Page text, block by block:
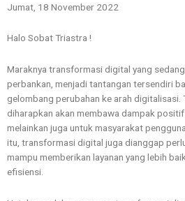
Jumat, 18 November 2022
Halo Sobat Triastra !
Maraknya transformasi digital yang
perbankan, menjadi tantangan tersendiri
gelombang perubahan ke arah
diharapkan akan membawa dampak
melainkan juga untuk masyarakat
itu, transformasi digital juga dianggap
mampu memberikan layanan yang lebih
efisiensi.